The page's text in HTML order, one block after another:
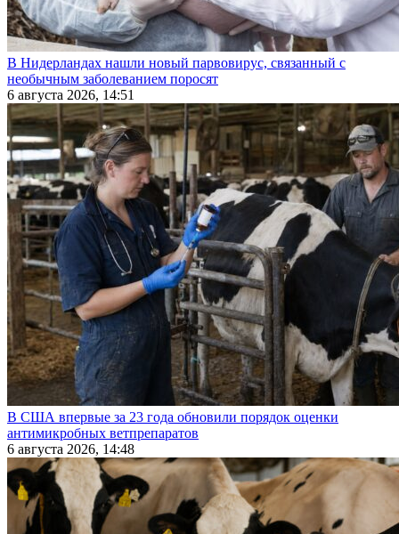
В Нидерландах нашли новый парвовирус, связанный с
необычным заболеванием поросят
6 августа 2026, 14:51
В США впервые за 23 года обновили порядок оценки
антимикробных ветпрепаратов
6 августа 2026, 14:48